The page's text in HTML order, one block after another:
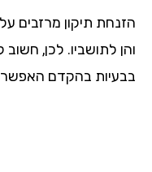
תיקון מרזבים עלולה
לתושביו. לכן, חשוב
בהקדם האפשרי.